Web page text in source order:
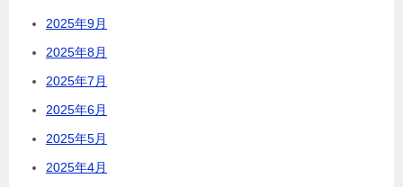
2025年9月
2025年8月
2025年7月
2025年6月
2025年5月
2025年4月